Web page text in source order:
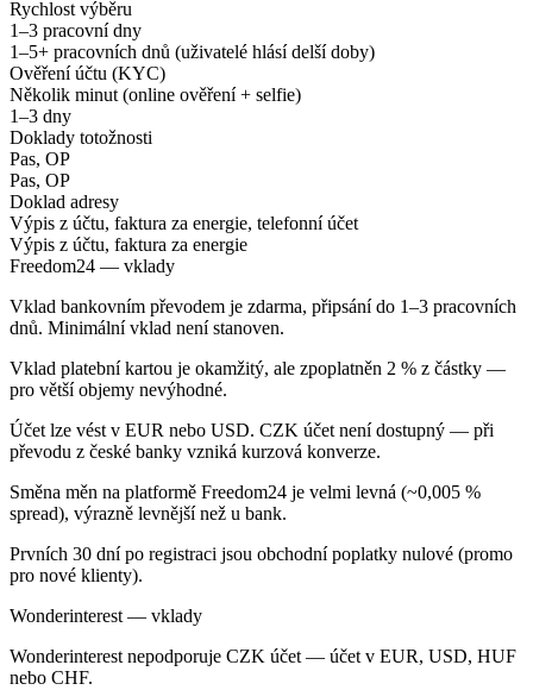
Rychlost výběru
1–3 pracovní dny
1–5+ pracovních dnů (uživatelé hlásí delší doby)
Ověření účtu (KYC)
Několik minut (online ověření + selfie)
1–3 dny
Doklady totožnosti
Pas, OP
Pas, OP
Doklad adresy
Výpis z účtu, faktura za energie, telefonní účet
Výpis z účtu, faktura za energie
Freedom24 — vklady
Vklad bankovním převodem je zdarma, připsání do 1–3 pracovních
dnů. Minimální vklad není stanoven.
Vklad platební kartou je okamžitý, ale zpoplatněn 2 % z částky —
pro větší objemy nevýhodné.
Účet lze vést v EUR nebo USD. CZK účet není dostupný — při
převodu z české banky vzniká kurzová konverze.
Směna měn na platformě Freedom24 je velmi levná (~0,005 %
spread), výrazně levnější než u bank.
Prvních 30 dní po registraci jsou obchodní poplatky nulové (promo
pro nové klienty).
Wonderinterest — vklady
Wonderinterest nepodporuje CZK účet — účet v EUR, USD, HUF
nebo CHF.